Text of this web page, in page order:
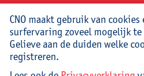
Doelstellingen
Je krijgt zicht op de
Je bent overtuigd van
van diverse gesprekken.
CNO maakt gebruik van
surfervaring zoveel mogelijk
Gelieve aan de duiden welke
registreren.